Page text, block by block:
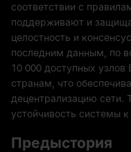
соответствии с
поддерживают и
целостность и
последним данным, по
10 000 доступных
странам, что
децентрализацию сети.
устойчивость системы
Предыстория